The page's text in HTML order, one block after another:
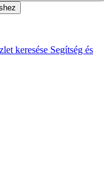
keresése Segítség és